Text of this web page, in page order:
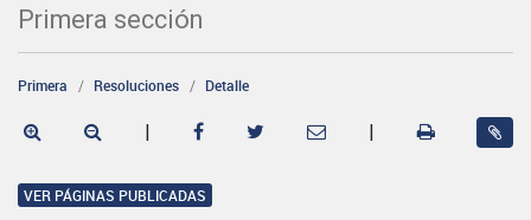
Primera sección
Primera Resoluciones Detalle
| |
VER PÁGINAS PUBLICADAS